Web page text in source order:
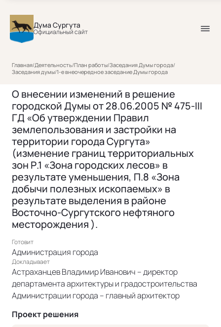
Дума Сургута
Официальный сайт
Главная/Деятельность/План работы/Заседания Думы города/
Заседания думы/1-е внеочередное заседание Думы города
О внесении изменений в решение
городской Думы от 28.06.2005 № 475-III
ГД «Об утверждении Правил
землепользования и застройки на
территории города Сургута»
(изменение границ территориальных
зон Р.1 «Зона городских лесов» в
результате уменьшения, П.8 «Зона
добычи полезных ископаемых» в
результате выделения в районе
Восточно-Сургутского нефтяного
месторождения ).
Готовит
Администрация города
Докладывает
Астраханцев Владимир Иванович – директор
департамента архитектуры и градостроительства
Администрации города – главный архитектор
Проект решения